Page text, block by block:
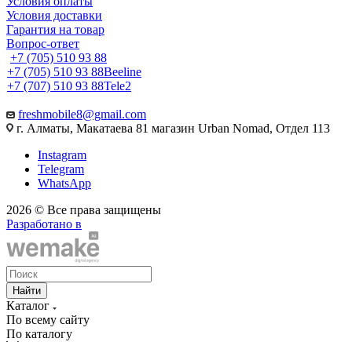
Условия доставки
Гарантия на товар
Вопрос-ответ
+7 (705) 510 93 88
+7 (705) 510 93 88Beeline
+7 (707) 510 93 88Tele2
freshmobile8@gmail.com
г. Алматы, Макатаева 81 магазин Urban Nomad, Отдел 113
Instagram
Telegram
WhatsApp
2026 © Все права защищены
Разработано в
Найти
Каталог
По всему сайту
По каталогу